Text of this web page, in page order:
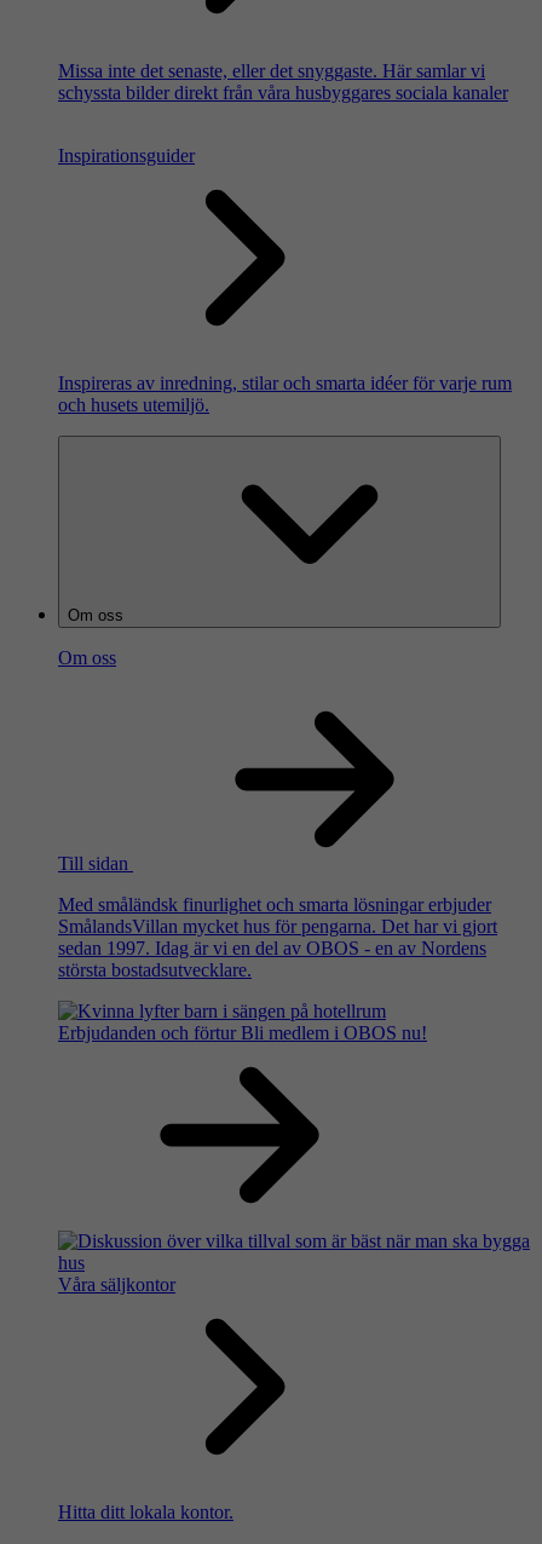
Missa inte det senaste, eller det snyggaste. Här samlar vi
schyssta bilder direkt från våra husbyggares sociala kanaler
Inspirationsguider
Inspireras av inredning, stilar och smarta idéer för varje rum
och husets utemiljö.
Om oss
Om oss
Till sidan
Med småländsk finurlighet och smarta lösningar erbjuder
SmålandsVillan mycket hus för pengarna. Det har vi gjort
sedan 1997. Idag är vi en del av OBOS - en av Nordens
största bostadsutvecklare.
Erbjudanden och förtur Bli medlem i OBOS nu!
Våra säljkontor
Hitta ditt lokala kontor.